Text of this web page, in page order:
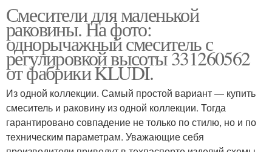
Смесители для маленькой
раковины. На фото:
однорычажный смеситель с
регулировкой высоты 331260562
от фабрики KLUDI.
Из одной коллекции. Самый простой вариант — купить
смеситель и раковину из одной коллекции. Тогда
гарантировано совпадение не только по стилю, но и по
техническим параметрам. Уважающие себя